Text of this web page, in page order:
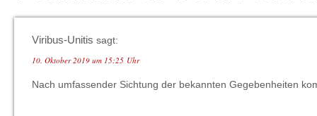
Viribus-Unitis sagt:
10. Oktober 2019 um 15:25 Uhr
Nach umfassender Sichtung der bekannten Gegebenheiten